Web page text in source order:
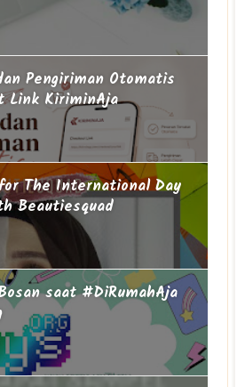
Pengiriman Otomatis
Link KiriminAja
The International Day
Beautiesquad
saat #DiRumahAja